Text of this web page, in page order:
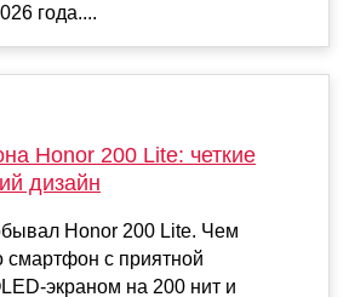
года....
Honor 200 Lite: четкие
дизайн
Honor 200 Lite. Чем
смартфон с приятной
экраном на 200 нит и